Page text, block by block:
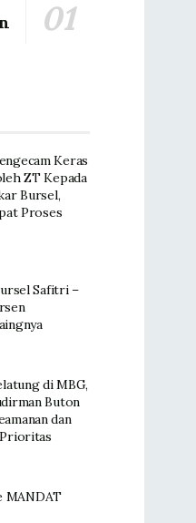
Keras
ZT Kepada
Bursel,
Proses
Safitri –
di MBG,
Buton
dan
MANDAT